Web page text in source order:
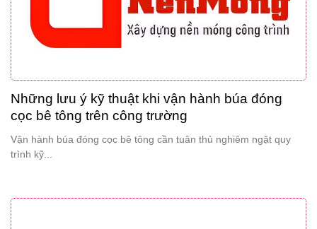
Những lưu ý kỹ thuật khi vận hành búa đóng
cọc bê tông trên công trường
Vận hành búa đóng cọc bê tông cần tuân thủ nghiêm ngặt quy
trình kỹ...